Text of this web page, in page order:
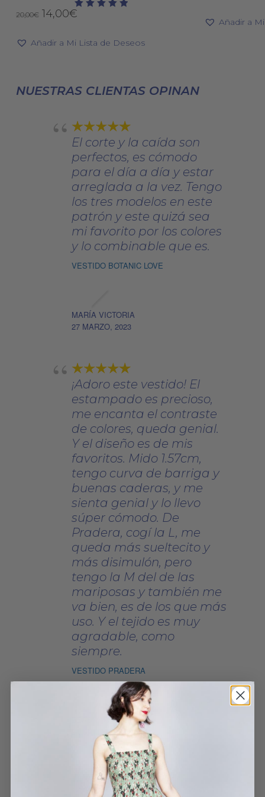
en
de
producto
Valorado
de 5
20,00€ El
original
14,00€El
actual
Añadir a Mi Lista de Deseos
Añadir a
NUESTRAS CLIENTAS OPINAN
El corte y la caída son
perfectos, es cómodo
para el día a día y estar
arreglada a la vez. Tengo
los tres modelos en este
patrón y este quizá sea
mi favorito por los colores
y lo combinable que es.
VESTIDO BOTANIC LOVE
MARÍA VICTORIA
27 MARZO, 2023
¡Adoro este vestido! El
estampado es precioso,
me encanta el contraste
de colores, queda genial.
Y el diseño es de mis
favoritos. Mido 1.57cm,
tengo curva de barriga y
buenas caderas, y me
sienta genial y lo llevo
súper cómodo. De
Pradera, cogí la L, me
queda más sueltecito y
más disimulón, pero
tengo la M del de las
mariposas y también me
va bien, es de los que más
uso. Y el tejido es muy
agradable, como
siempre.
VESTIDO PRADERA
ZEASKYWALKER
2 JUNIO, 2025
Me pasó lo mismo. Mido